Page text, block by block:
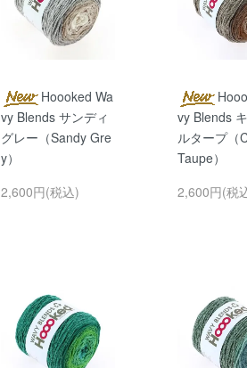
Hoooked Wa
vy Blends サンディ
グレー（Sandy Gre
y）
2,600円(税込)
vy Blends
ルタープ（
Taupe）
2,600円(税